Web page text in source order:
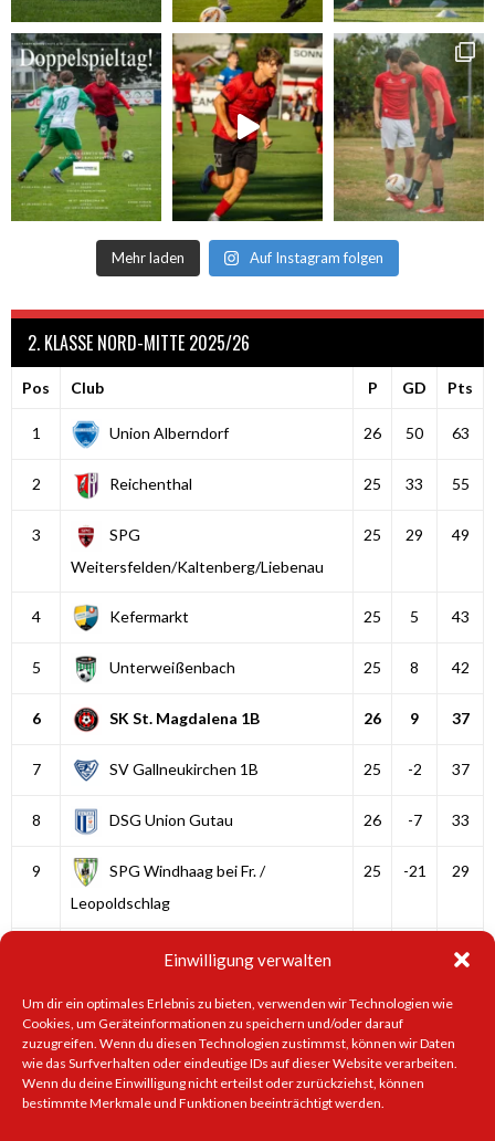
Einwilligung verwalten
Um dir ein optimales Erlebnis zu bieten, verwenden wir Technologien wie
Cookies, um Geräteinformationen zu speichern und/oder darauf
zuzugreifen. Wenn du diesen Technologien zustimmst, können wir Daten
wie das Surfverhalten oder eindeutige IDs auf dieser Website verarbeiten.
Wenn du deine Einwilligung nicht erteilst oder zurückziehst, können
bestimmte Merkmale und Funktionen beeinträchtigt werden.
Mehr laden Auf Instagram folgen
2. KLASSE NORD-MITTE 2025/26
Pos Club P GD Pts
1 Union Alberndorf 26 50 63
2 Reichenthal 25 33 55
3
SPG
Weitersfelden/Kaltenberg/Liebenau
25 29 49
4 Kefermarkt 25 5 43
5 Unterweißenbach 25 8 42
6 SK St. Magdalena 1B 26 9 37
7 SV Gallneukirchen 1B 25 -2 37
8 DSG Union Gutau 26 -7 33
9
SPG Windhaag bei Fr. /
Leopoldschlag
25 -21 29
Neumarkt im Mühlkreis 28
1 2 Weiter
Impressum|Datenschutzerklärung| Kontakt:office@sk-
magdalena.at